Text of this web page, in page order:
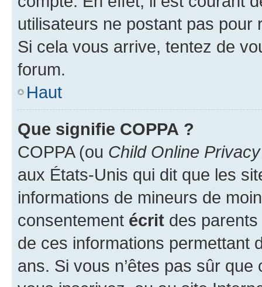
utilisateurs ne postant pas pour
Si cela vous arrive, tentez de
forum.
Haut
Que signifie COPPA ?
COPPA (ou Child Online
aux États-Unis qui dit que les
informations de mineurs de
consentement écrit des parents
de ces informations permettant
ans. Si vous n’êtes pas sûr